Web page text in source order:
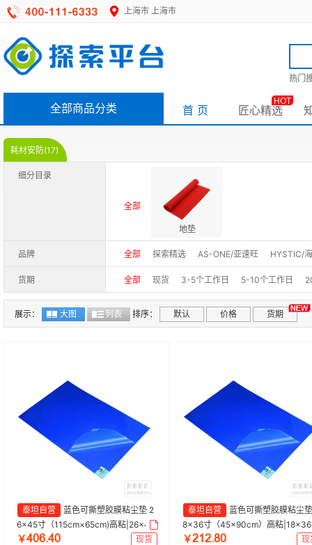
上海市 上海市
热门
全部商品分类 首 页 匠心精选
HOT
耗材安防(17)
细分目录
全部
地垫
品牌 全部 探索精选 AS-ONE/亚速旺 HYSTIC/
货期 全部 现货 3-5个工作日 5-10个工作日
展示： 大图 列表 排序： 默认 价格 货期
泰坦自营
蓝色可撕塑胶膜粘尘垫 2
6×45寸（115cm×65cm)高粘|26×45
寸（115cm×65cm)|探索精选 | 1盒
￥țŕąšțŕ
现货
泰坦自营
蓝色可撕塑胶膜粘尘
8×36寸（45×90cm）高粘
（45cm×90cm）|探索精选 | 1盒
￥ŻǴŻšȯŕ
现